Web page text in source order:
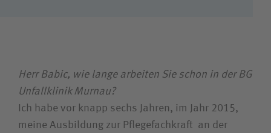
Ich bin
Patientin / Patient
Herr Babic, wie lange arbeiten Sie schon in der BG
Unfallklinik Murnau?
Ich habe vor knapp sechs Jahren, im Jahr 2015,
meine Ausbildung zur Pflegefachkraft an der